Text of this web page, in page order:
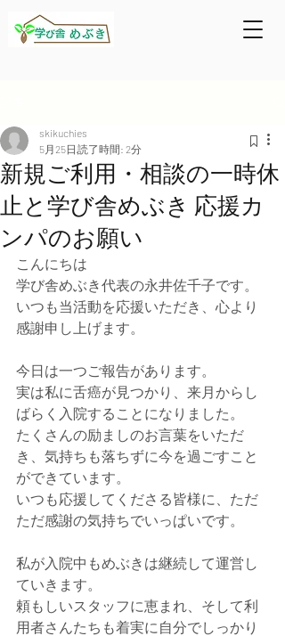
新規ご利用・相談の一時休
止と学び舎めぶき 応援カ
ンパのお願い
skikuchies
5月25日 読了時間: 2分
こんにちは
学び舎めぶき代表の永井佐千子です。
いつも当活動を応援いただき、心より
感謝申し上げます。
今日は一つご報告があります。
実は私に舌癌が見つかり、来月からし
ばらく入院することになりました。
たくさんの励ましのお言葉をいただ
き、気持ちも落ちずに今を過ごすこと
ができています。
いつも応援してくださる皆様に、ただ
ただ感謝の気持ちでいっぱいです。
私が入院中もめぶきは継続して運営し
ていきます。
頼もしいスタッフに恵まれ、そして利
用者さんたちも着実に自分でしっかり